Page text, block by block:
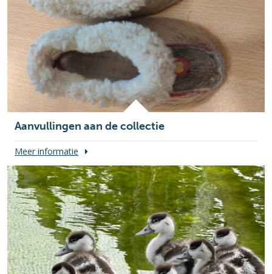
Aanvullingen aan de collectie
Meer informatie